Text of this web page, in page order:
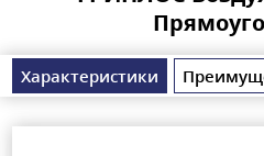
Характеристики